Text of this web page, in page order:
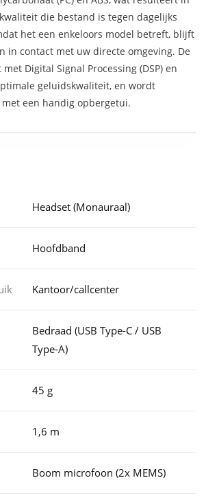
die bestand is tegen dagelijks
het een enkeloors model betreft, blijft
in contact met uw directe omgeving. De
Digital Signal Processing (DSP) en
geluidskwaliteit, en wordt
een handig opbergetui.
Headset (Monauraal)
Hoofdband
Kantoor/callcenter
Bedraad (USB Type-C / USB
Type-A)
45 g
1,6 m
Boom microfoon (2x MEMS)